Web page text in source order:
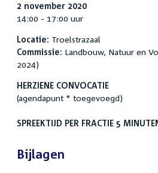
2 november 2020
14:00 - 17:00 uur
Locatie: Troelstrazaal
Commissie: Landbouw, Natuur en
2024)
HERZIENE CONVOCATIE
(agendapunt * toegevoegd)
SPREEKTIJD PER FRACTIE 5
Bijlagen